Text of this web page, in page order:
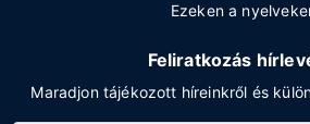
Ezeken a
Feliratkozás
Maradjon tájékozott híreinkről és